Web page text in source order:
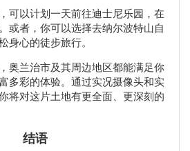
可以计划一天前往迪士尼乐园，在
或者，你可以选择去纳尔波特山自
身心的徒步旅行。
奥兰治市及其周边地区都能满足你
多彩的体验。通过实况摄像头和实
将对这片土地有更全面、更深刻的
结语